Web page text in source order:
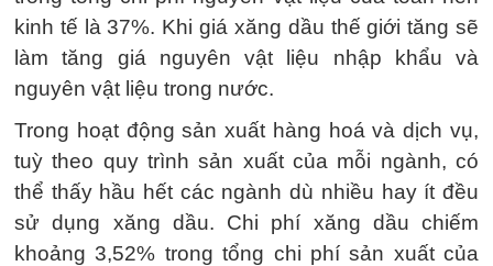
kinh tế là 37%. Khi giá xăng dầu thế giới tăng sẽ
làm tăng giá nguyên vật liệu nhập khẩu và
nguyên vật liệu trong nước.
Trong hoạt động sản xuất hàng hoá và dịch vụ,
tuỳ theo quy trình sản xuất của mỗi ngành, có
thể thấy hầu hết các ngành dù nhiều hay ít đều
sử dụng xăng dầu. Chi phí xăng dầu chiếm
khoảng 3,52% trong tổng chi phí sản xuất của